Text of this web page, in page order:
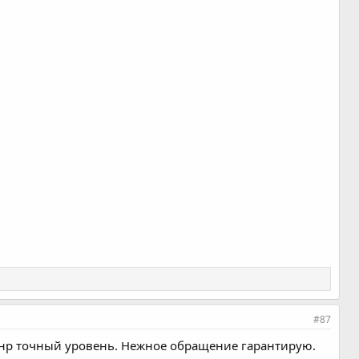
#87
точный уровень. Нежное обращение гарантирую.